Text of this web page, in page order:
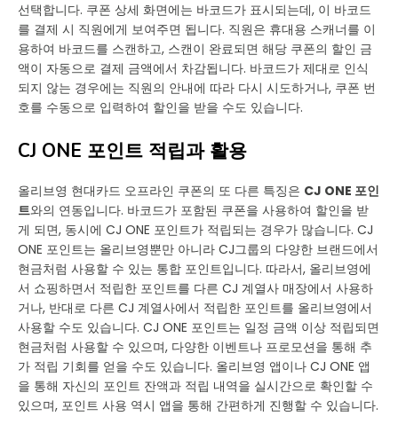
선택합니다. 쿠폰 상세 화면에는 바코드가 표시되는데, 이 바코드
를 결제 시 직원에게 보여주면 됩니다. 직원은 휴대용 스캐너를 이
용하여 바코드를 스캔하고, 스캔이 완료되면 해당 쿠폰의 할인 금
액이 자동으로 결제 금액에서 차감됩니다. 바코드가 제대로 인식
되지 않는 경우에는 직원의 안내에 따라 다시 시도하거나, 쿠폰 번
호를 수동으로 입력하여 할인을 받을 수도 있습니다.
CJ ONE 포인트 적립과 활용
올리브영 현대카드 오프라인 쿠폰의 또 다른 특징은 CJ ONE 포인
트와의 연동입니다. 바코드가 포함된 쿠폰을 사용하여 할인을 받
게 되면, 동시에 CJ ONE 포인트가 적립되는 경우가 많습니다. CJ
ONE 포인트는 올리브영뿐만 아니라 CJ그룹의 다양한 브랜드에서
현금처럼 사용할 수 있는 통합 포인트입니다. 따라서, 올리브영에
서 쇼핑하면서 적립한 포인트를 다른 CJ 계열사 매장에서 사용하
거나, 반대로 다른 CJ 계열사에서 적립한 포인트를 올리브영에서
사용할 수도 있습니다. CJ ONE 포인트는 일정 금액 이상 적립되면
현금처럼 사용할 수 있으며, 다양한 이벤트나 프로모션을 통해 추
가 적립 기회를 얻을 수도 있습니다. 올리브영 앱이나 CJ ONE 앱
을 통해 자신의 포인트 잔액과 적립 내역을 실시간으로 확인할 수
있으며, 포인트 사용 역시 앱을 통해 간편하게 진행할 수 있습니다.